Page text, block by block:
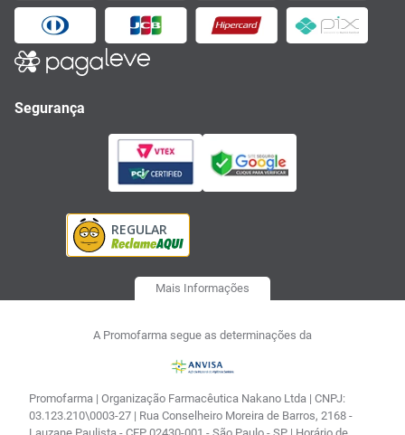
Segurança
Mais Informações
A Promofarma segue as determinações da
Promofarma | Organização Farmacêutica Nakano Ltda | CNPJ:
03.123.210\0003-27 | Rua Conselheiro Moreira de Barros, 2168 -